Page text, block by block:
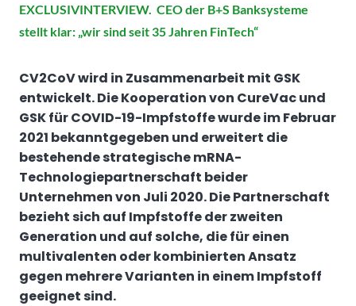
EXCLUSIVINTERVIEW. CEO der B+S Banksysteme
stellt klar: „wir sind seit 35 Jahren FinTech“
CV2CoV wird in Zusammenarbeit mit GSK
entwickelt. Die Kooperation von CureVac und
GSK für COVID-19-Impfstoffe wurde im Februar
2021 bekanntgegeben und erweitert die
bestehende strategische mRNA-
Technologiepartnerschaft beider
Unternehmen von Juli 2020. Die Partnerschaft
bezieht sich auf Impfstoffe der zweiten
Generation und auf solche, die für einen
multivalenten oder kombinierten Ansatz
gegen mehrere Varianten in einem Impfstoff
geeignet sind.